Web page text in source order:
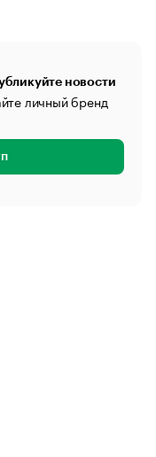
новости
личный бренд